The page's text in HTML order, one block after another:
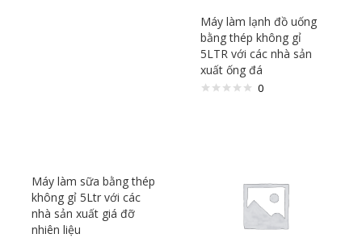
Máy làm lạnh đồ uống
bằng thép không gỉ
5LTR với các nhà sản
xuất ống đá
0
Máy làm sữa bằng thép
không gỉ 5Ltr với các
nhà sản xuất giá đỡ
nhiên liệu